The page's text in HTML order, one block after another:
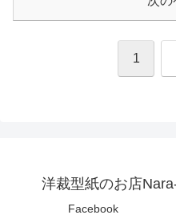
1
洋裁型紙のお店
Facebook